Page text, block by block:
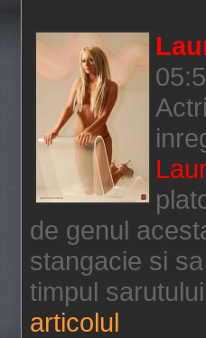
de genul
stangacie si
timpul
articolul